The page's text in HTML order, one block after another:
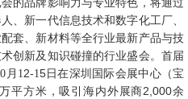
的品牌影响力与专业特色，将通过
、新一代信息技术和数字化工厂、
套、新材料等全行业最新产品与技
创新及知识碰撞的行业盛会。首届
月 12-15日在深圳国际会展中心（宝
万平方米，吸引海内外展商2,000余